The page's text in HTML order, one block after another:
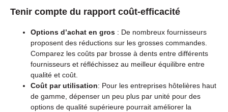
Tenir compte du rapport coût-efficacité
Options d’achat en gros : De nombreux fournisseurs
proposent des réductions sur les grosses commandes.
Comparez les coûts par brosse à dents entre différents
fournisseurs et réfléchissez au meilleur équilibre entre
qualité et coût.
Coût par utilisation: Pour les entreprises hôtelières haut
de gamme, dépenser un peu plus par unité pour des
options de qualité supérieure pourrait améliorer la